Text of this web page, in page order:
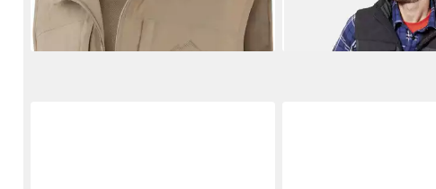
Sonnenschutzmaterial
Funktionsqualität für